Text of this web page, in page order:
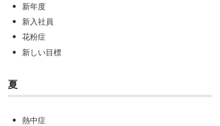
新年度
新入社員
花粉症
新しい目標
夏
熱中症